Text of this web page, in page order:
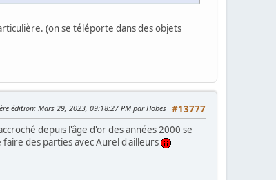
(on se téléporte dans des objets
#13777
édition: Mars 29, 2023, 09:18:27 PM par Hobes
depuis l'âge d'or des années 2000 se
des parties avec Aurel d'ailleurs